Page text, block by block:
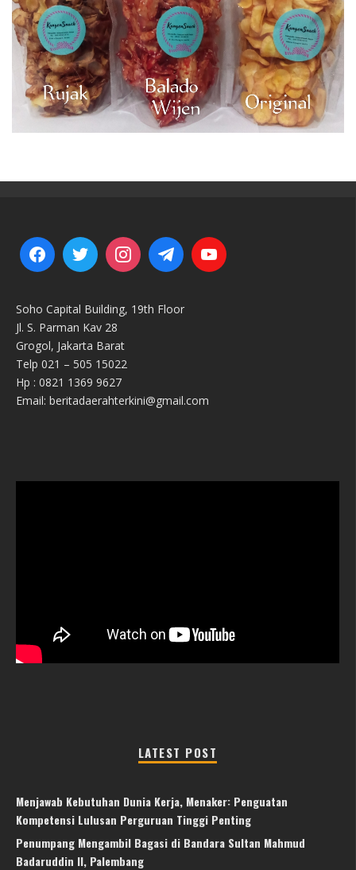
Soho Capital Building, 19th Floor
Jl. S. Parman Kav 28
Grogol, Jakarta Barat
Telp 021 – 505 15022
Hp : 0821 1369 9627
Email: beritadaerahterkini@gmail.com
LATEST POST
Menjawab Kebutuhan Dunia Kerja, Menaker: Penguatan
Kompetensi Lulusan Perguruan Tinggi Penting
Penumpang Mengambil Bagasi di Bandara Sultan Mahmud
Badaruddin II, Palembang